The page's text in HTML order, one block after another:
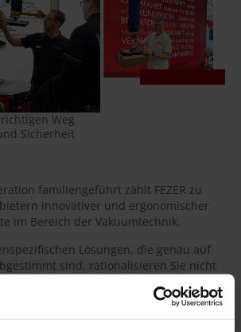
Weg
Sicherheit
familiengeführt zählt FEZER zu
innovativer und ergonomischer
im Bereich der Vakuumtechnik.
Lösungen, die genau auf
sind, rationalisieren Sie nicht
bei der Bewältigung Ihrer täglichen